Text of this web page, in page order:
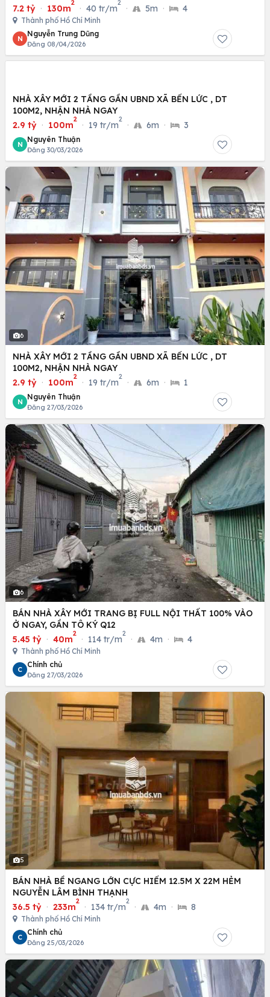
7.2 tỷ · 130m
2
· 40 tr/m
2
· 5m · 4
Thành phố Hồ Chí Minh
N
Nguyễn Trung Dũng
Đăng 08/04/2026
NHÀ XÂY MỚI 2 TẦNG GẦN UBND XÃ BẾN LỨC , DT
100M2, NHẬN NHÀ NGAY
2.9 tỷ · 100m
2
· 19 tr/m
2
· 6m · 3
N
Nguyên Thuận
Đăng 30/03/2026
6
NHÀ XÂY MỚI 2 TẦNG GẦN UBND XÃ BẾN LỨC , DT
100M2, NHẬN NHÀ NGAY
2.9 tỷ · 100m
2
· 19 tr/m
2
· 6m · 1
N
Nguyên Thuận
Đăng 27/03/2026
6
BÁN NHÀ XÂY MỚI TRANG BỊ FULL NỘI THẤT 100% VÀO
Ở NGAY, GẦN TÔ KÝ Q12
5.45 tỷ · 40m
2
· 114 tr/m
2
· 4m · 4
Thành phố Hồ Chí Minh
C
Chính chủ
Đăng 27/03/2026
5
BÁN NHÀ BỀ NGANG LỚN CỰC HIẾM 12.5M X 22M HẺM
NGUYỄN LÂM BÌNH THẠNH
36.5 tỷ · 233m
2
· 134 tr/m
2
· 4m · 8
Thành phố Hồ Chí Minh
C
Chính chủ
Đăng 25/03/2026